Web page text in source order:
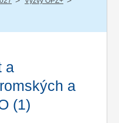
a
a
(1)